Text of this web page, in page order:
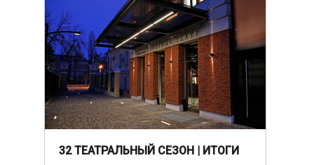
32 ТЕАТРАЛЬНЫЙ СЕЗОН | ИТОГИ